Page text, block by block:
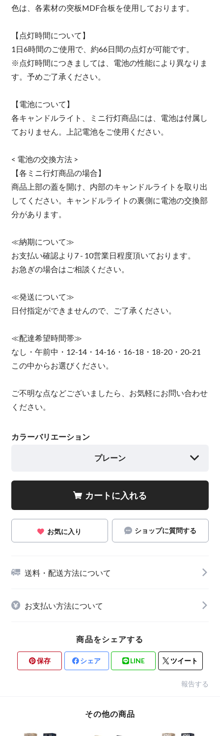
色は、各素材の突板MDF合板を使用しております。
【点灯時間について】
1日6時間のご使用で、約66日間の点灯が可能です。
※点灯時間につきましては、電池の性能により異なりま
す。予めご了承ください。
【電池について】
各キャンドルライト、ミニ行灯商品には、電池は付属し
ておりません。上記電池をご使用ください。
< 電池の交換方法 >
【各ミニ行灯商品の場合】
商品上部の蓋を開け、内部のキャンドルライトを取り出
してください。キャンドルライトの裏側に電池の交換部
分があります。
≪納期について≫
お支払い確認より7 - 10営業日程度頂いております。
お急ぎの場合はご相談ください。
≪発送について≫
日付指定ができませんので、ご了承ください。
≪配達希望時間帯≫
なし・午前中・12-14・14-16・16-18・18-20・20-21
この中からお選びください。
ご不明な点などございましたら、お気軽にお問い合わせ
ください。
カラーバリエーション
プレーン
カートに入れる
お気に入り ショップに質問する
送料・配送方法について
お支払い方法について
商品をシェアする
保存 シェア LINE ツイート
報告する
その他の商品